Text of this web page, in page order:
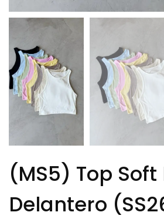
(MS5) Top Soft
Delantero